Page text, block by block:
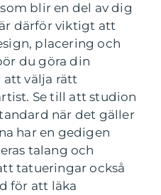
blir en del av dig
därför viktigt att
placering och
du göra din
att välja rätt
Se till att studion
när det gäller
har en gedigen
talang och
tatueringar också
för att läka